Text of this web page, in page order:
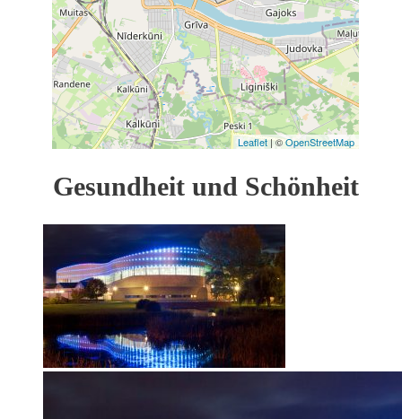
Leaflet| ©OpenStreetMap
Gesundheit und Schönheit